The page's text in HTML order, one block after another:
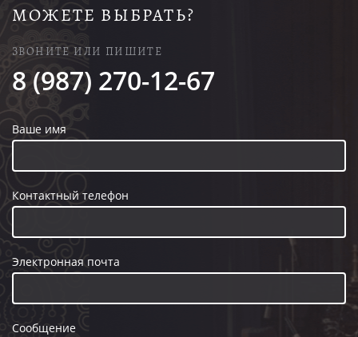
МОЖЕТЕ ВЫБРАТЬ?
ЗВОНИТЕ ИЛИ ПИШИТЕ
8 (987) 270-12-67
Ваше имя
Контактный телефон
Электронная почта
Сообщение